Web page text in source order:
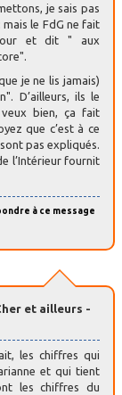
je sais pas
le FdG ne fait
et dit " aux
je ne lis jamais)
D’ailleurs, ils le
bien, ça fait
que c’est à ce
pas expliqués.
l’Intérieur fournit
à ce message
et ailleurs -
les chiffres qui
et qui tient
les chiffres du